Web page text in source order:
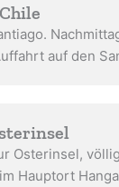
auf den
Osterinsel,
Hauptort